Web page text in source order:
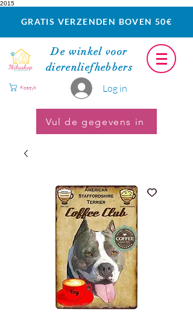
2015
GRATIS VERZENDEN BOVEN 50€
De winkel voor
dierenliefhebbers
Log in
Koszyk
Vul de gegevens in